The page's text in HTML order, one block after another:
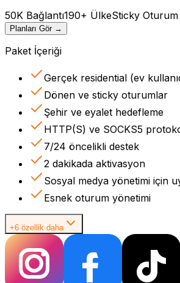
50K Bağlantı190+ ÜlkeSticky Oturum
Planları Gör →
Paket İçeriği
Gerçek residential (ev
Dönen ve sticky oturumlar
Şehir ve eyalet hedefleme
HTTP(S) ve SOCKS5
7/24 öncelikli destek
2 dakikada aktivasyon
Sosyal medya yönetimi için
Esnek oturum yönetimi
+6 özellik daha